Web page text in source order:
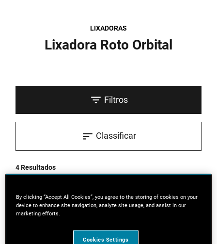
LIXADORAS
Lixadora Roto Orbital
Filtros
4 Resultados
Classificar
By clicking “Accept All Cookies”, you agree to the storing of cookies on your
device to enhance site navigation, analyze site usage, and assist in our
marketing efforts.
Cookies Settings